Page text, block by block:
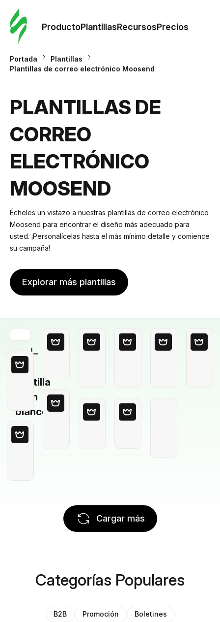
ProductoPlantillasRecursosPrecios
Portada
Plantillas
Plantillas de correo electrónico Moosend
PLANTILLAS DE
CORREO
ELECTRÓNICO
MOOSEND
Écheles un vistazo a nuestras plantillas de correo electrónico
Moosend para encontrar el diseño más adecuado para
usted. ¡Personalícelas hasta el más mínimo detalle y comience
su campaña!
Explorar más plantillas
Plantilla
en
blanco
Cargar más
Categorías Populares
B2B Promoción
Boletines